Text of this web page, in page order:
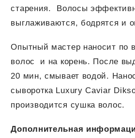
старения. Волосы
выглаживаются, бодрятся и
Опытный мастер наносит по
волос и на корень. После
20 мин, смывает водой.
сыворотка Luxury Caviar
производится сушка волос.
Дополнительная